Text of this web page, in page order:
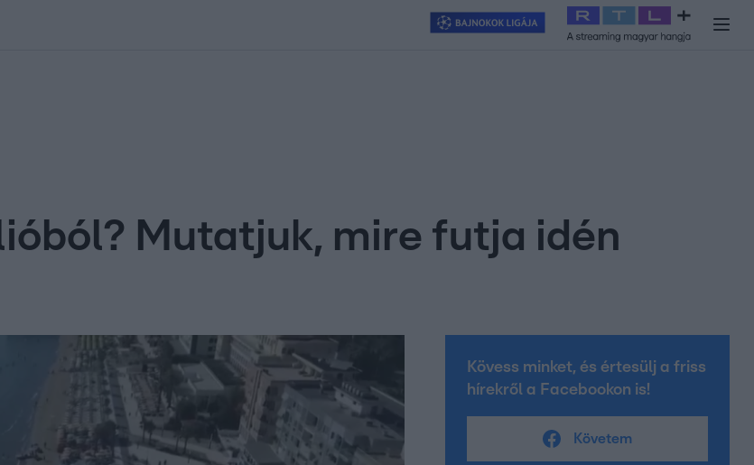
Exek csatája 2026 Celeb vagyok, ments ki innen
Mutatjuk, mire futja idén
Kövess minket, és értesülj a friss
hírekről a Facebookon is!
Követem